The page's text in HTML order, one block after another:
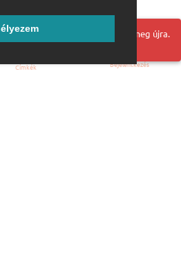
Frissítse az oldalt és próbálja meg újra.
Címkék Bejelentkezés